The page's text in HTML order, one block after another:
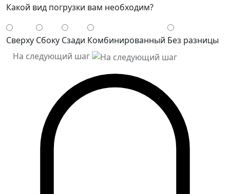
Какой вид погрузки вам необходим?
Сверху Сбоку Сзади Комбинированный Без разницы
На следующий шаг